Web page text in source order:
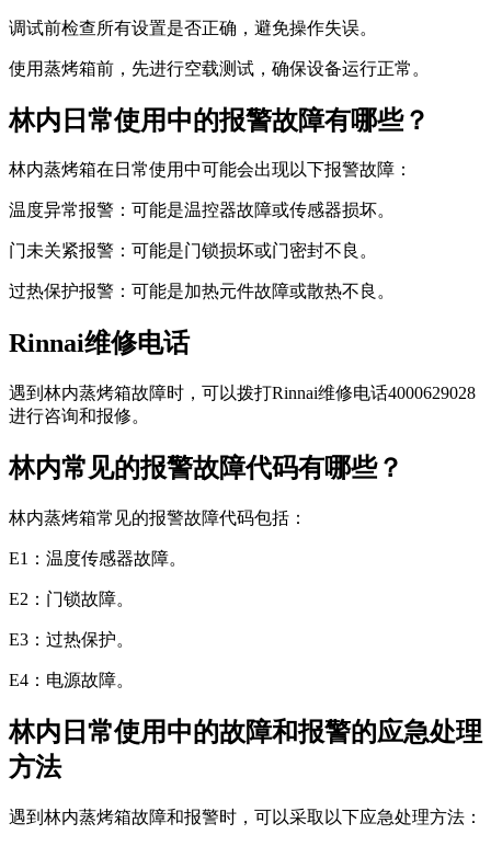
调试前检查所有设置是否正确，避免操作失误。
使用蒸烤箱前，先进行空载测试，确保设备运行正常。
林内日常使用中的报警故障有哪些？
林内蒸烤箱在日常使用中可能会出现以下报警故障：
温度异常报警：可能是温控器故障或传感器损坏。
门未关紧报警：可能是门锁损坏或门密封不良。
过热保护报警：可能是加热元件故障或散热不良。
Rinnai维修电话
遇到林内蒸烤箱故障时，可以拨打Rinnai维修电话4000629028
进行咨询和报修。
林内常见的报警故障代码有哪些？
林内蒸烤箱常见的报警故障代码包括：
E1：温度传感器故障。
E2：门锁故障。
E3：过热保护。
E4：电源故障。
林内日常使用中的故障和报警的应急处理
方法
遇到林内蒸烤箱故障和报警时，可以采取以下应急处理方法：